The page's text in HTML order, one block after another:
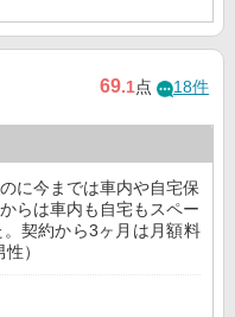
69.1点 18件
に今までは車内や自宅保
らは車内も自宅もスペー
契約から3ヶ月は月額料
）